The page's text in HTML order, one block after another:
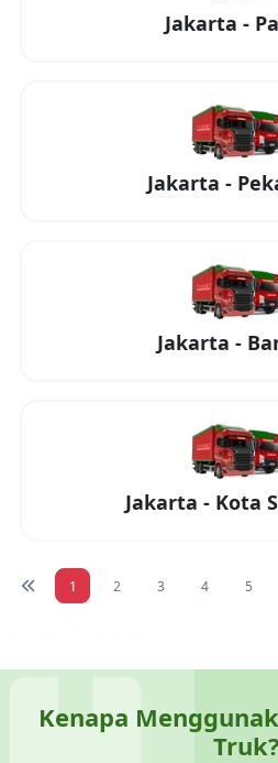
Jakarta -
Jakarta -
Jakarta -
Jakarta - Kota
1 2 3 4 5
Kenapa
Truk?